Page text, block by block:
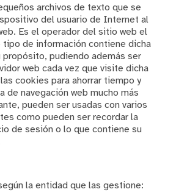
archivos de texto que se
del usuario de Internet al
Es el operador del sitio web el
tipo de información contiene dicha
propósito, pudiendo además ser
web cada vez que visite dicha
cookies para ahorrar tiempo y
de navegación web mucho más
pueden ser usadas con varios
como pueden ser recordar la
de sesión o lo que contiene su
la entidad que las gestione: